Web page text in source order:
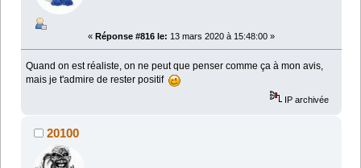
« Réponse #816 le: 13 mars 2020 à 15:48:00 »
Quand on est réaliste, on ne peut que penser comme ça à mon avis,
mais je t'admire de rester positif
IP archivée
20100